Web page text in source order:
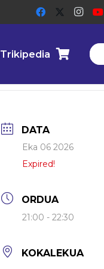
Trikipedia
DATA
Eka 06 2026
Expired!
ORDUA
21:00 - 22:30
KOKALEKUA